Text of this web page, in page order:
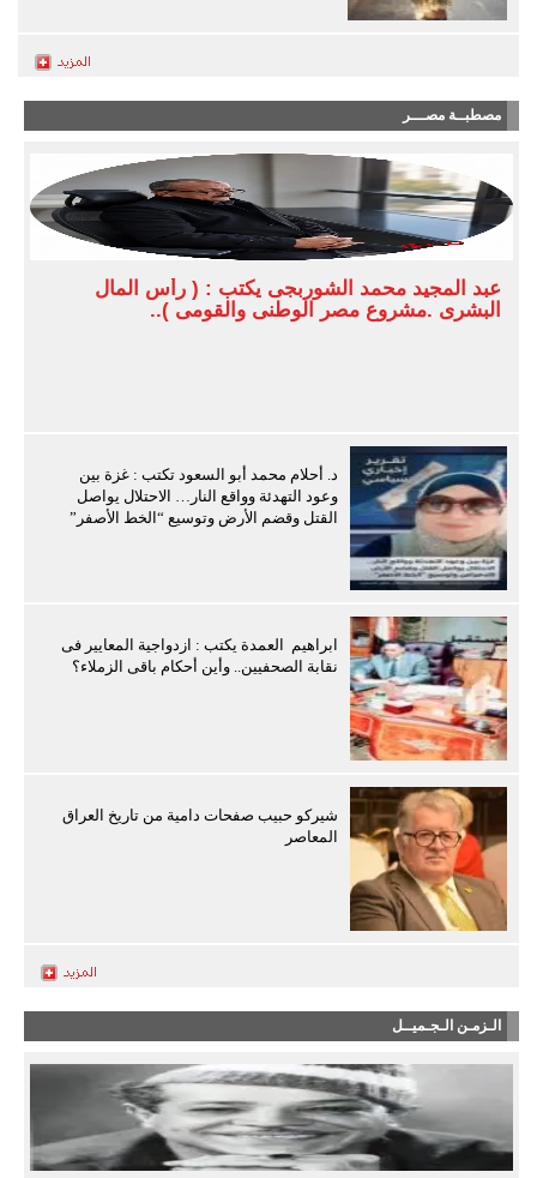
مصطبــة مصـــر
عبد المجيد محمد الشوربجى يكتب : ( رأس المال
البشرى .مشروع مصر الوطنى والقومى )..
د. أحلام محمد أبو السعود تكتب : غزة بين
وعود التهدئة وواقع النار… الاحتلال يواصل
القتل وقضم الأرض وتوسيع “الخط الأصفر”
ابراهيم العمدة يكتب : ازدواجية المعايير فى
نقابة الصحفيين.. وأين أحكام باقى الزملاء؟
شيركو حبيب صفحات دامية من تاريخ العراق
المعاصر
الـزمـن الـجـميــل